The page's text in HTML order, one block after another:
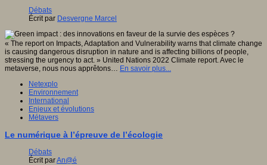
Débats
Écrit par Desvergne Marcel
« The report on Impacts, Adaptation and Vulnerability warns that climate change
is causing dangerous disruption in nature and is affecting billions of people,
stressing the urgency to act. » United Nations 2022 Climate report. Avec le
metaverse, nous nous apprêtons… En savoir plus...
Netexplo
Environnement
International
Enjeux et évolutions
Métavers
Le numérique à l’épreuve de l’écologie
Débats
Écrit parAn@é